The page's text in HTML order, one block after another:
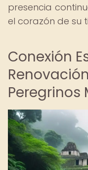
presencia
el corazón de su
Conexión
Peregrinos